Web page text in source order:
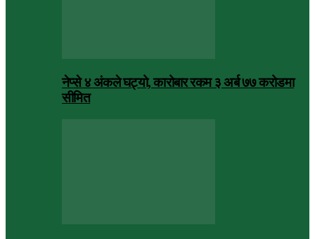
नेप्से ४ अंकले घट्यो, कारोबार रकम ३ अर्ब ७७ करोडमा
सीमित